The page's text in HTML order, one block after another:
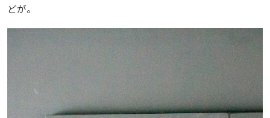
どが。